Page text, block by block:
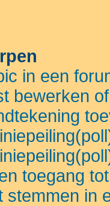
in een
bewerken
toegang
stemmen in